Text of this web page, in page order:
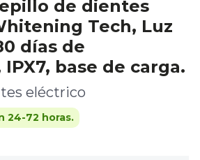
de dientes
Tech, Luz
días de
base de carga.
eléctrico
24-72 horas.